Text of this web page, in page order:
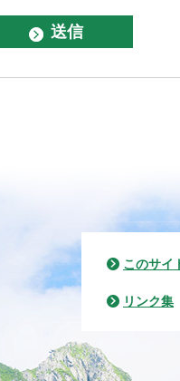
このサイ
リンク集